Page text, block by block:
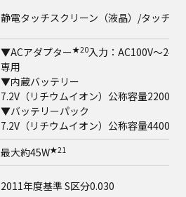
静電タッチスクリーン（液晶）/タッチパ
▼ACアダプター★20入力：AC100V～
専用
▼内蔵バッテリー
7.2V（リチウムイオン）公称容量
▼バッテリーパック
7.2V（リチウムイオン）公称容量
最大約45W★21
2011年度基準 S区分0.030